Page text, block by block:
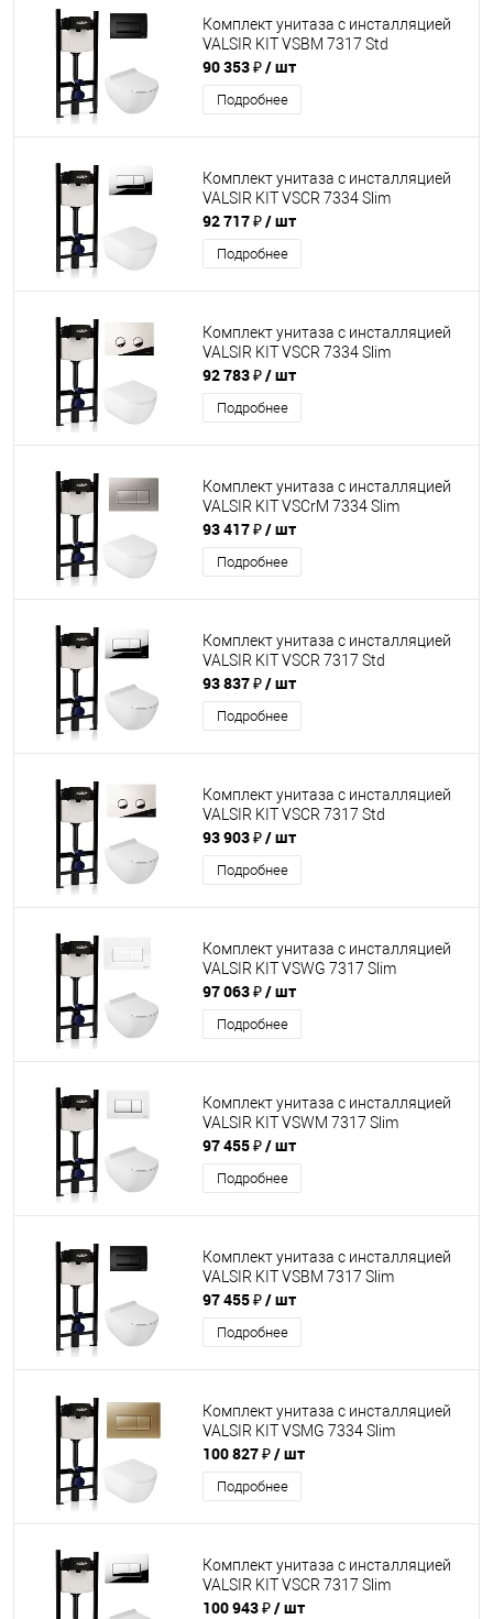
Комплект унитаза с инсталляцией
VALSIR KIT VSBM 7317 Std
90 353 ₽/ шт
Подробнее
Комплект унитаза с инсталляцией
VALSIR KIT VSCR 7334 Slim
92 717 ₽/ шт
Подробнее
Комплект унитаза с инсталляцией
VALSIR KIT VSCR 7334 Slim
92 783 ₽/ шт
Подробнее
Комплект унитаза с инсталляцией
VALSIR KIT VSCrM 7334 Slim
93 417 ₽/ шт
Подробнее
Комплект унитаза с инсталляцией
VALSIR KIT VSCR 7317 Std
93 837 ₽/ шт
Подробнее
Комплект унитаза с инсталляцией
VALSIR KIT VSCR 7317 Std
93 903 ₽/ шт
Подробнее
Комплект унитаза с инсталляцией
VALSIR KIT VSWG 7317 Slim
97 063 ₽/ шт
Подробнее
Комплект унитаза с инсталляцией
VALSIR KIT VSWM 7317 Slim
97 455 ₽/ шт
Подробнее
Комплект унитаза с инсталляцией
VALSIR KIT VSBM 7317 Slim
97 455 ₽/ шт
Подробнее
Комплект унитаза с инсталляцией
VALSIR KIT VSMG 7334 Slim
100 827 ₽/ шт
Подробнее
Комплект унитаза с инсталляцией
VALSIR KIT VSCR 7317 Slim
100 943 ₽/ шт